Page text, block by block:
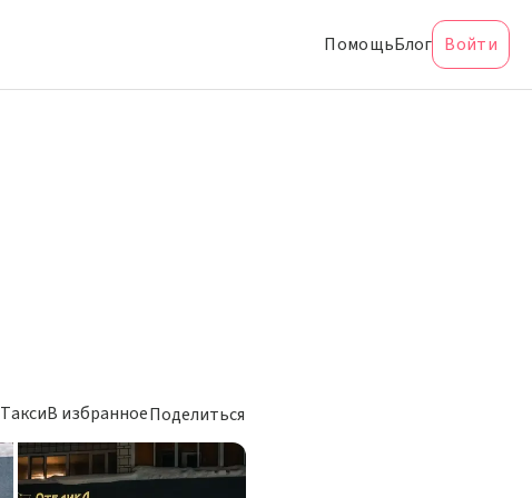
ПомощьБлог Войти
ТаксиВ избранноеПоделиться